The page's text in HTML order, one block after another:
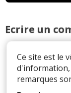
avec un
rien.
nationaux
Ecrire un
Ce site est le
d'information,
remarques